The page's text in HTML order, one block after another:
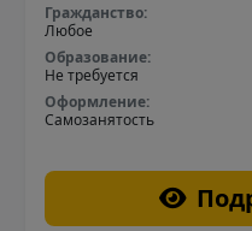
Гражданство:
Любое
Образование:
Не требуется
Оформление:
Самозанятость